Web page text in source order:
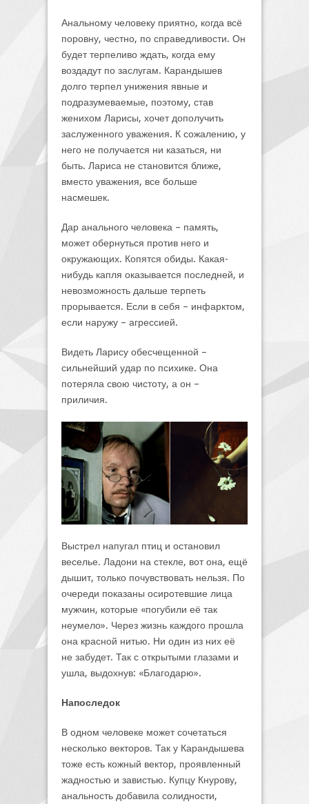
Анальному человеку приятно, когда всё
поровну, честно, по справедливости. Он
будет терпеливо ждать, когда ему
воздадут по заслугам. Карандышев
долго терпел унижения явные и
подразумеваемые, поэтому, став
женихом Ларисы, хочет дополучить
заслуженного уважения. К сожалению, у
него не получается ни казаться, ни
быть. Лариса не становится ближе,
вместо уважения, все больше
насмешек.
Дар анального человека – память,
может обернуться против него и
окружающих. Копятся обиды. Какая-
нибудь капля оказывается последней, и
невозможность дальше терпеть
прорывается. Если в себя – инфарктом,
если наружу – агрессией.
Видеть Ларису обесчещенной –
сильнейший удар по психике. Она
потеряла свою чистоту, а он –
приличия.
Выстрел напугал птиц и остановил
веселье. Ладони на стекле, вот она, ещё
дышит, только почувствовать нельзя. По
очереди показаны осиротевшие лица
мужчин, которые «погубили её так
неумело». Через жизнь каждого прошла
она красной нитью. Ни один из них её
не забудет. Так с открытыми глазами и
ушла, выдохнув: «Благодарю».
Напоследок
В одном человеке может сочетаться
несколько векторов. Так у Карандышева
тоже есть кожный вектор, проявленный
жадностью и завистью. Купцу Кнурову,
анальность добавила солидности,